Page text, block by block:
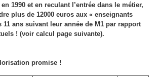
1990 et en reculant l’entrée dans le métier,
plus de 12000 euros aux « enseignants
ans suivant leur année de M1 par rapport
! (voir calcul page suivante).
promise !